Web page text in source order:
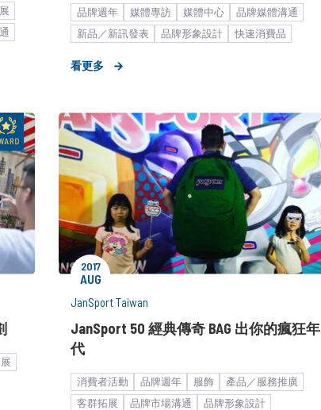
品牌週年 媒體專訪 媒體中心
品牌媒體溝通
新品／新訊發表
品牌形象設計
快速消費品
新聞稿
看更多
2017
AUG
JanSport Taiwan
JanSport 50 經典傳奇 BAG 出你的瘋狂年
代
消費者活動 品牌週年 服飾
產品／服務推廣
客群拓展
品牌市場溝通
品牌形象設計